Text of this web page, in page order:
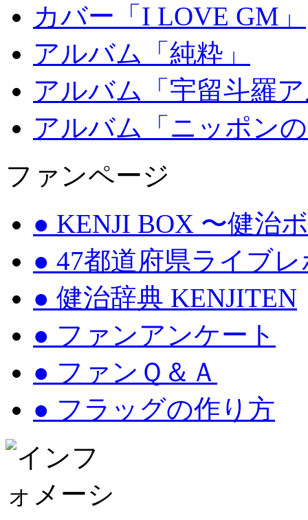
カバー「I LOVE GM」
アルバム「純粋」
アルバム「宇留斗羅
アルバム「ニッポン
ファンページ
● KENJI BOX 〜健治
● 47都道府県ライブ
● 健治辞典 KENJITEN
● ファンアンケート
● ファンＱ＆Ａ
● フラッグの作り方